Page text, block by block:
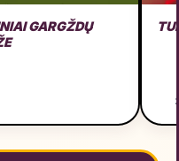
GARGŽDŲ